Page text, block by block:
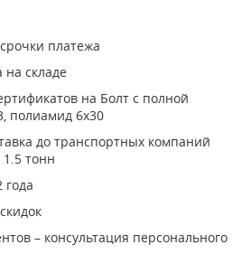
платежа
на складе
на Болт с полной
полиамид 6x30
до транспортных компаний
1.5 тонн
года
– консультация персонального